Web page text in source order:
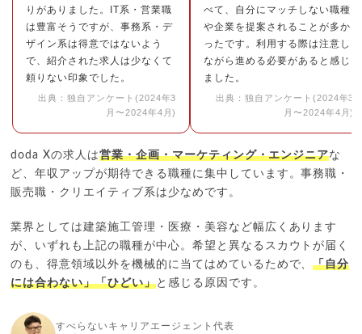
りがありました。IT系・営業職
は豊富そうですが、事務系・デ
ザイン系は得意ではないよう
で、紹介された求人は少なくて
頼りない印象でした。
出典：独自アンケート(2024年3
月〜2024年4月)
べて、自分にマッチしない職種
や企業を提案されることが多か
ったです。利用する際は注意し
ながら進める必要があると感じ
ました。
出典：独自アンケート(2024年3
月〜2024年4月)
doda Xの求人は営業・企画・マーケティング・エンジニアな
ど、年収アップが期待できる職種に集中しています。事務職・
販売職・クリエイティブ系は少なめです。
業界としては建築施工管理・医療・美容など幅広くあります
が、いずれも上記の職種が中心。希望と異なるスカウトが届く
のも、得意領域以外を機械的に当てはめているためで、「自分
には合わない」「ひどい」と感じる原因です。
すべらないキャリアエージェント代表